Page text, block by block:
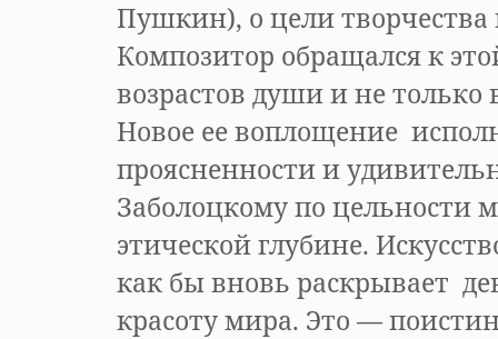
Пушкин), о цели творчества
Композитор обращался к
возрастов души и не только
Новое ее воплощение
проясненности и
Заболоцкому по цельности
этической глубине.
как бы вновь раскрывает
красоту мира. Это —